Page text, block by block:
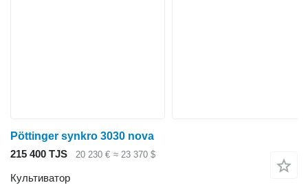
Pöttinger synkro 3030 nova
215 400 TJS
20 230 € ≈ 23 370 $
Культиватор